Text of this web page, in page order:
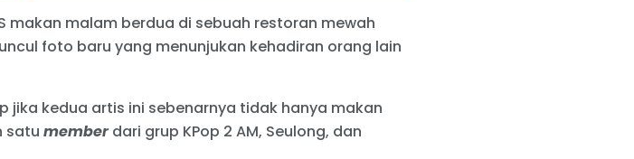
makan malam berdua di sebuah restoran mewah
foto baru yang menunjukan kehadiran orang lain
kedua artis ini sebenarnya tidak hanya makan
satu memberdari grup KPop 2 AM, Seulong, dan